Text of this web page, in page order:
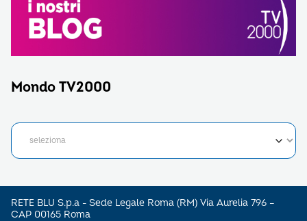
Mondo TV2000
RETE BLU S.p.a - Sede Legale Roma (RM) Via Aurelia 796 –
CAP 00165 Roma